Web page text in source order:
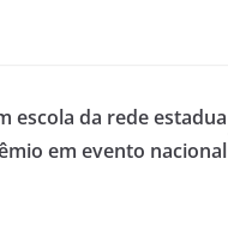
escola da rede estadua
em evento nacional